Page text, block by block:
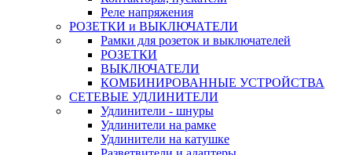
Реле напряжения
РОЗЕТКИ и ВЫКЛЮЧАТЕЛИ
Рамки для розеток и выключателей
РОЗЕТКИ
ВЫКЛЮЧАТЕЛИ
КОМБИНИРОВАННЫЕ УСТРОЙСТВА
СЕТЕВЫЕ УДЛИНИТЕЛИ
Удлинители - шнуры
Удлинители на рамке
Удлинители на катушке